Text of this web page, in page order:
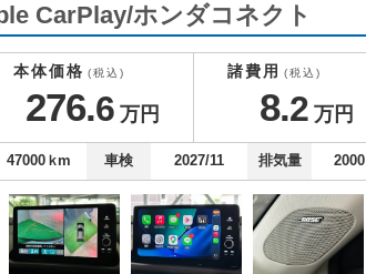
CarPlay/ホンダコネクト
本体価格 (税込)
276.6 万円
諸費用 (税込)
8.2 万円
47000ｋm 車検 2027/11 排気量 2000